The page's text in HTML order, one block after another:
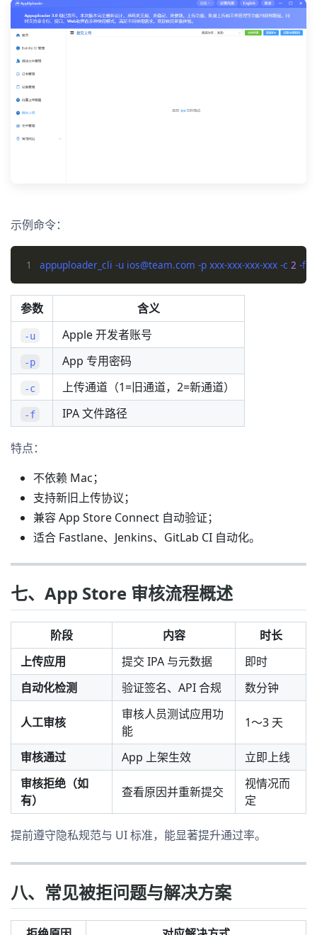
示例命令：
1 appuploader_cli -u ios@team.com -p xxx-xxx-xxx-xxx -c 2
参数 含义
-u Apple 开发者账号
-p App 专用密码
-c 上传通道（1=旧通道，2=新通道）
-f IPA 文件路径
特点：
不依赖 Mac；
支持新旧上传协议；
兼容 App Store Connect 自动验证；
适合 Fastlane、Jenkins、GitLab CI 自动化。
七、App Store 审核流程概述
阶段 内容
时长
上传应用
提交 IPA 与元数据
即时
自动化检测
验证签名、API 合规 数分钟
人工审核
审核人员测试应用功
能
1～3 天
审核通过 App 上架生效
立即上线
审核拒绝（如
有）
查看原因并重新提交
视情况而
定
提前遵守隐私规范与 UI 标准，能显著提升通过率。
八、常见被拒问题与解决方案